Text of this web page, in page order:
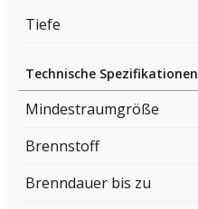
Tiefe
Technische Spezifikationen
Mindestraumgröße
Brennstoff
Brenndauer bis zu